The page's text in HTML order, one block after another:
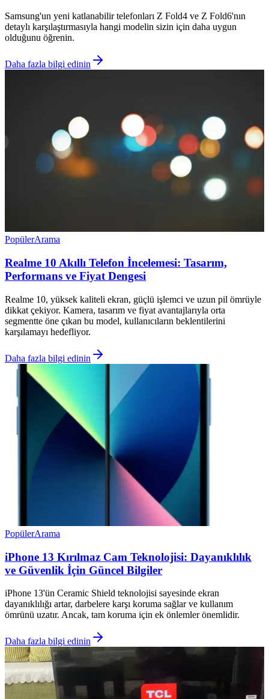
Samsung'un yeni katlanabilir telefonları Z Fold4 ve Z Fold6'nın
detaylı karşılaştırmasıyla hangi modelin sizin için daha uygun
olduğunu öğrenin.
Daha fazla bilgi edinin
PopülerArama
Realme 10 Akıllı Telefon İncelemesi: Tasarım,
Performans ve Fiyat Dengesi
Realme 10, yüksek kaliteli ekran, güçlü işlemci ve uzun pil ömrüyle
dikkat çekiyor. Kamera, tasarım ve fiyat avantajlarıyla orta
segmentte öne çıkan bu model, kullanıcıların beklentilerini
karşılamayı hedefliyor.
Daha fazla bilgi edinin
PopülerArama
iPhone 13 Kırılmaz Cam Teknolojisi: Dayanıklılık
ve Güvenlik İçin Güncel Bilgiler
iPhone 13'ün Ceramic Shield teknolojisi sayesinde ekran
dayanıklılığı artar, darbelere karşı koruma sağlar ve kullanım
ömrünü uzatır. Ancak, tam koruma için ek önlemler önemlidir.
Daha fazla bilgi edinin